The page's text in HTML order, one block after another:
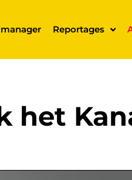
Reportages
het